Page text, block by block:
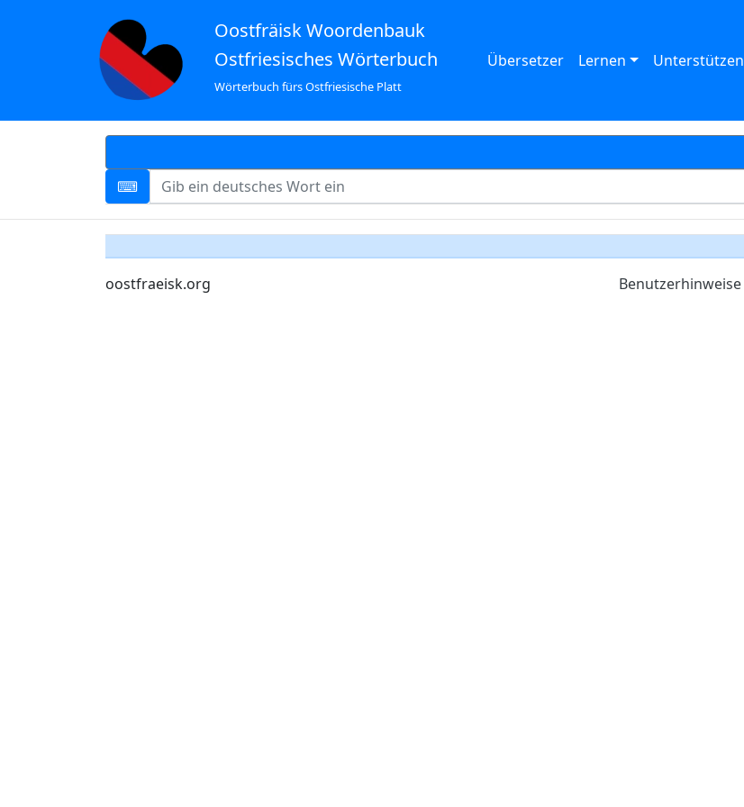
Oostfräisk Woordenbauk
Ostfriesisches Wörterbuch
Wörterbuch fürs Ostfriesische Platt
Übersetzer Lernen Unterstützen
oostfraeisk.org Benutzerhinweise